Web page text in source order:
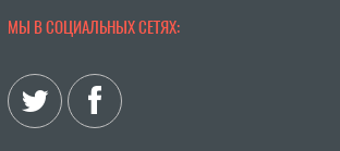
МЫ В СОЦИАЛЬНЫХ СЕТЯХ: